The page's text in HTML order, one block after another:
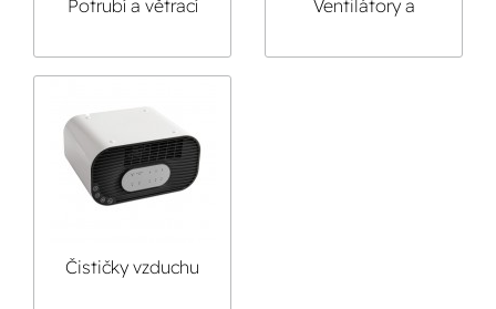
Potrubí a větrací
klapky
Ventilátory a
Čističky vzduchu